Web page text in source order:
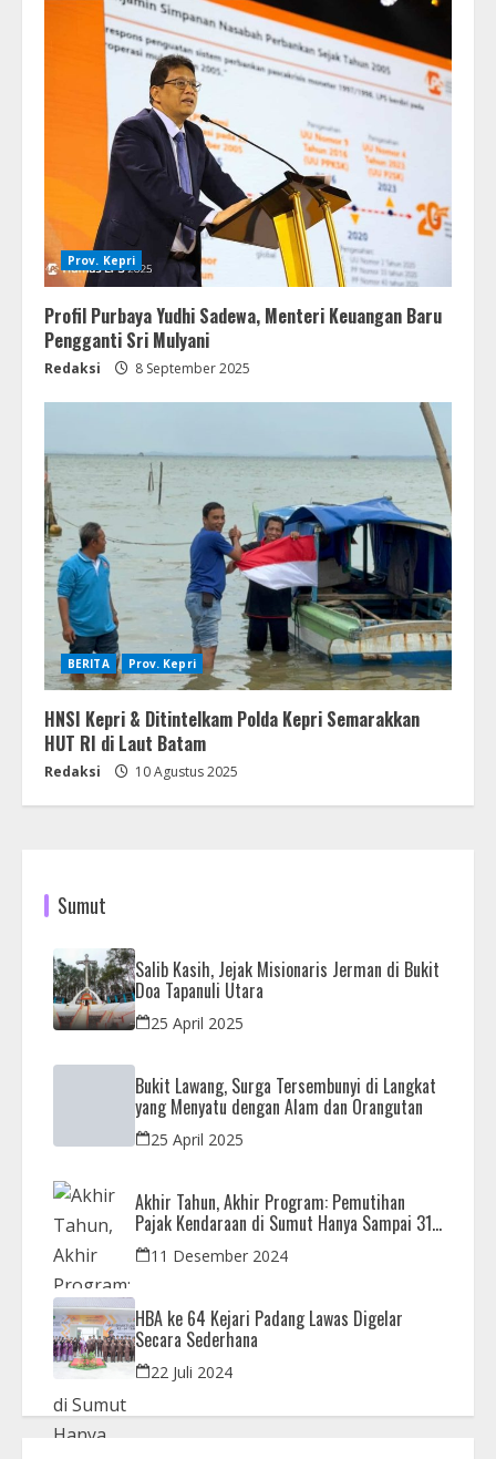
Prov. Kepri
Profil Purbaya Yudhi Sadewa, Menteri Keuangan Baru
Pengganti Sri Mulyani
Redaksi 8 September 2025
BERITA Prov. Kepri
HNSI Kepri & Ditintelkam Polda Kepri Semarakkan
HUT RI di Laut Batam
Redaksi 10 Agustus 2025
Sumut
Salib Kasih, Jejak Misionaris Jerman di Bukit
Doa Tapanuli Utara
25 April 2025
Bukit Lawang, Surga Tersembunyi di Langkat
yang Menyatu dengan Alam dan Orangutan
25 April 2025
Akhir Tahun, Akhir Program: Pemutihan
Pajak Kendaraan di Sumut Hanya Sampai 31
Desember
11 Desember 2024
HBA ke 64 Kejari Padang Lawas Digelar
Secara Sederhana
22 Juli 2024